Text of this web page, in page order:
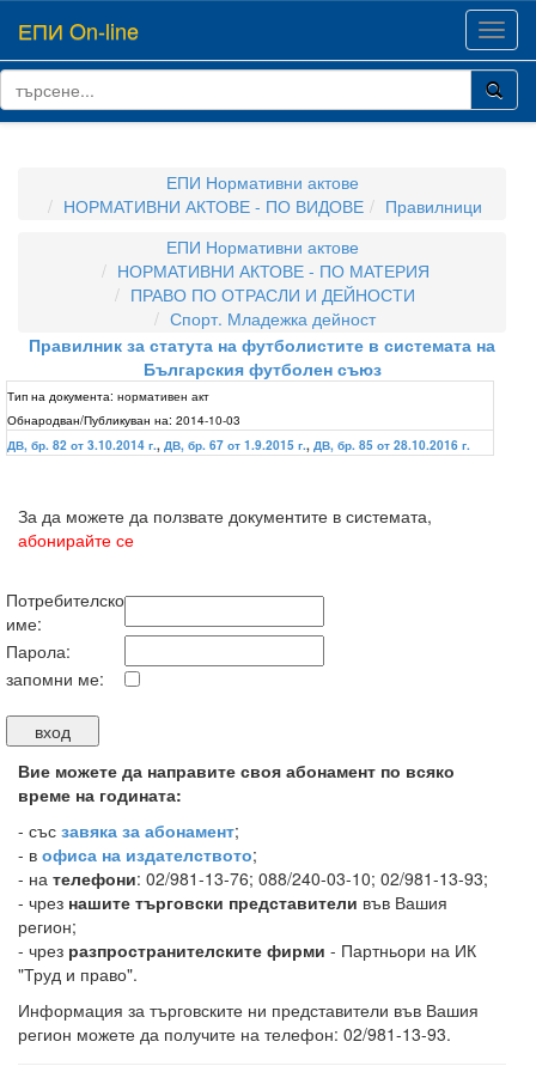
ЕПИ On-line
ЕПИ Нормативни актове
НОРМАТИВНИ АКТОВЕ - ПО ВИДОВЕ
Правилници
ЕПИ Нормативни актове
НОРМАТИВНИ АКТОВЕ - ПО МАТЕРИЯ
ПРАВО ПО ОТРАСЛИ И ДЕЙНОСТИ
Спорт. Младежка дейност
Правилник за статута на футболистите в системата на
Българския футболен съюз
Тип на документа: нормативен акт
Обнародван/Публикуван на: 2014-10-03
ДВ, бр. 82 от 3.10.2014 г., ДВ, бр. 67 от 1.9.2015 г., ДВ, бр. 85 от 28.10.2016 г.
За да можете да ползвате документите в системата,
абонирайте се
Потребителско
име:
Парола:
запомни ме:
Вие можете да направите своя абонамент по всяко
време на годината:
- със завяка за абонамент;
- в офиса на издателството;
- на телефони: 02/981-13-76; 088/240-03-10; 02/981-13-93;
- чрез нашите търговски представители във Вашия
регион;
- чрез разпространителските фирми - Партньори на ИК
"Труд и право".
Информация за търговските ни представители във Вашия
регион можете да получите на телефон: 02/981-13-93.